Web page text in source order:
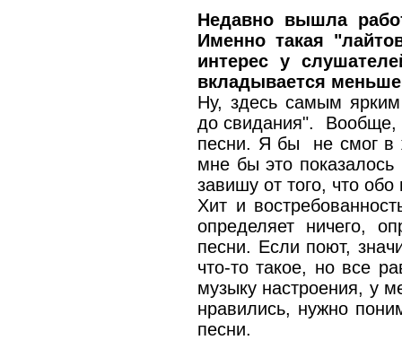
Недавно вышла
Именно такая
интерес у
вкладывается
Ну, здесь самым
до свидания". Вообще,
песни. Я бы не смог в
мне бы это
завишу от того, что
Хит и
определяет ничего,
песни. Если поют,
что-то такое, но все
музыку настроения, у
нравились, нужно
песни.